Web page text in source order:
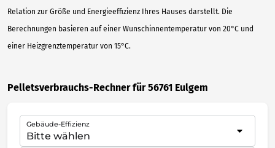
Relation zur Größe und Energieeffizienz Ihres Hauses darstellt. Die
Berechnungen basieren auf einer Wunschinnentemperatur von 20°C und
einer Heizgrenztemperatur von 15°C.
Pelletsverbrauchs-Rechner für 56761 Eulgem
Gebäude-Effizienz